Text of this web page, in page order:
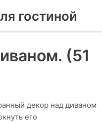
гостиной
(51
декор над диваном
его